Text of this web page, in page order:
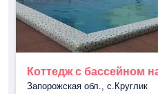
Коттедж с бассейном
Запорожская обл., с.Круглик